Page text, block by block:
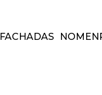
FACHADAS NOMEN